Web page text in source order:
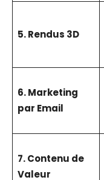
5. Rendus 3D
6. Marketing
par Email
7. Contenu de
Valeur